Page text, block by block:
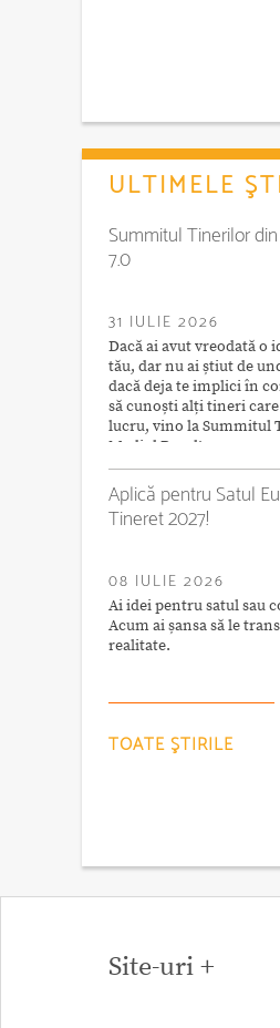
ULTIMELE
Summitul Tinerilor
7.0
31 IULIE 2026
Dacă ai avut vreodată o
tău, dar nu ai știut de
dacă deja te implici în
să cunoști alți tineri
lucru, vino la Summitul
Mediul Rural!
Aplică pentru Satul
Tineret 2027!
08 IULIE 2026
Ai idei pentru satul sau
Acum ai șansa să le
realitate.
TOATE ŞTIRILE
Site-uri +